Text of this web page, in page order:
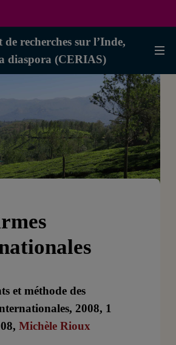
de recherches sur l’Inde,
diaspora (CERIAS)
et méthode des
2008, 1
Michèle Rioux